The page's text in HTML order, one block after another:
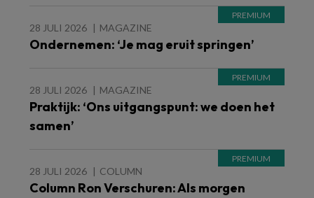
28 JULI 2026 MAGAZINE
Ondernemen: ‘Je mag eruit springen’
28 JULI 2026 MAGAZINE
Praktijk: ‘Ons uitgangspunt: we doen het
samen’
28 JULI 2026 COLUMN
Column Ron Verschuren: Als morgen